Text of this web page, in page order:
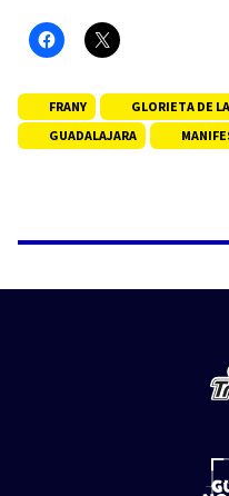
FRANY
GLORIETA DE
GUADALAJARA